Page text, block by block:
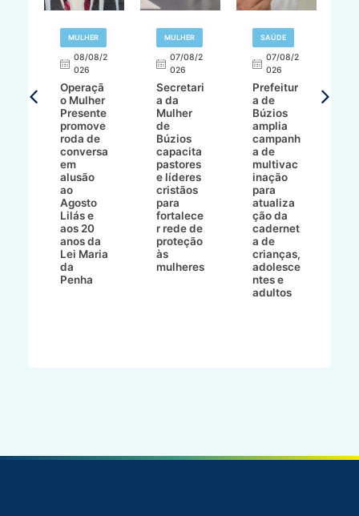
MULHER
08/08/2
026
Operaçã
o Mulher
Presente
promove
roda de
conversa
em
alusão
ao
Agosto
Lilás e
aos 20
anos da
Lei Maria
da
Penha
MULHER
07/08/2
026
Secretari
a da
Mulher
de
Búzios
capacita
pastores
e líderes
cristãos
para
fortalece
r rede de
proteção
às
mulheres
SAÚDE
07/08/2
026
Prefeitur
a de
Búzios
amplia
campanh
a de
multivac
inação
para
atualiza
ção da
cadernet
a de
crianças,
adolesce
ntes e
adultos